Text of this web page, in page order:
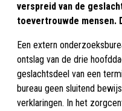
verspreid van de
toevertrouwde mensen.
Een extern
ontslag van de drie
geslachtsdeel van een
bureau geen sluitend
verklaringen. In het